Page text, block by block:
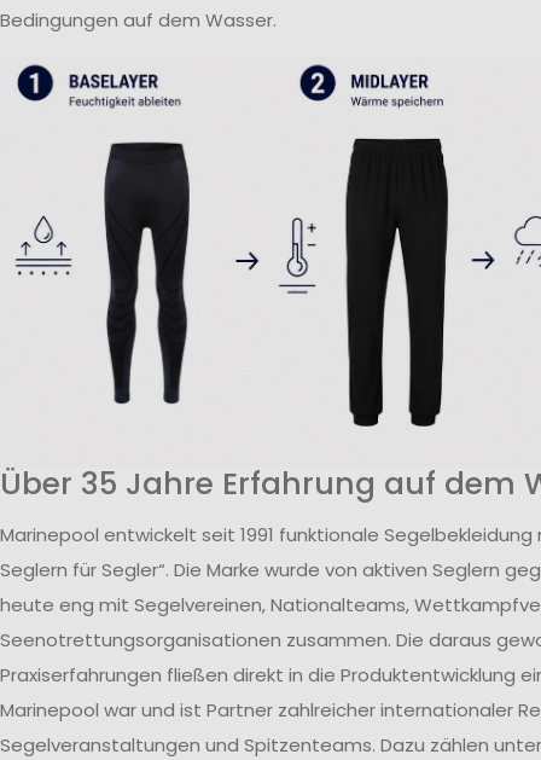
Bedingungen auf dem Wasser.
Über 35 Jahre Erfahrung auf dem
Marinepool entwickelt seit 1991 funktionale Segelbekleidung
Seglern für Segler“. Die Marke wurde von aktiven Seglern
heute eng mit Segelvereinen, Nationalteams,
Seenotrettungsorganisationen zusammen. Die daraus
Praxiserfahrungen fließen direkt in die Produktentwicklung
Marinepool war und ist Partner zahlreicher internationaler
Segelveranstaltungen und Spitzenteams. Dazu zählen